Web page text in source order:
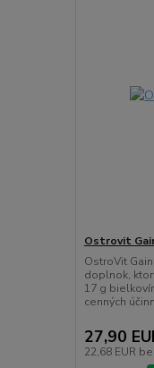
Ostrovit
OstroVit
doplnok,
17 g
cenných
27,90
22,68 EUR